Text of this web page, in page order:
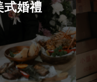
式婚禮